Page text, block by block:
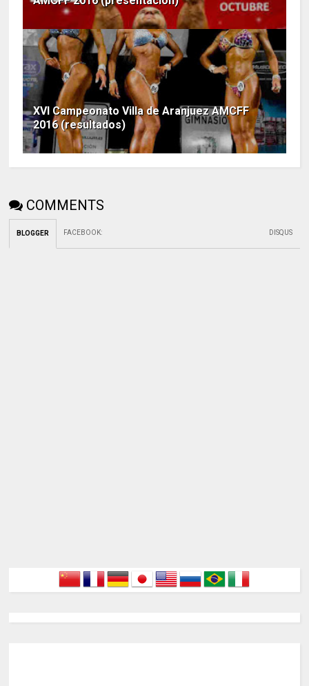
XVI Campeonato Villa de Aranjuez AMCFF
2016 (resultados)
COMMENTS
BLOGGER FACEBOOK: DISQUS